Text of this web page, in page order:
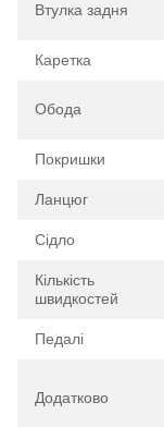
Втулка задня
Каретка
Обода
Покришки
Ланцюг
Сідло
Кількість
швидкостей
Педалі
Додатково